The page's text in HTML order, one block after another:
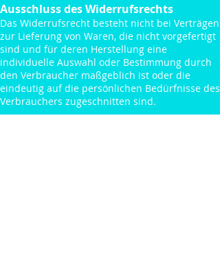
Ausschluss des Widerrufsrechts
Das Widerrufsrecht besteht nicht bei Verträgen
zur Lieferung von Waren, die nicht vorgefertigt
sind und für deren Herstellung eine
individuelle Auswahl oder Bestimmung durch
den Verbraucher maßgeblich ist oder die
eindeutig auf die persönlichen Bedürfnisse des
Verbrauchers zugeschnitten sind.